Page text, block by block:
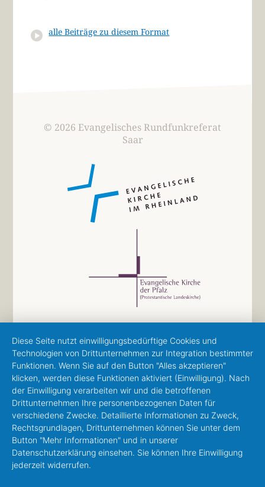
alle Beiträge zu diesem Format
© 2026 Evangelisches Rundfunkreferat
Saar
Diese Seite nutzt einwilligungsbedürftige Cookies und
Technologien von Drittunternehmen zur Integration bestimmter
Funktionen. Wenn Sie auf den Button "Alles akzeptieren"
klicken, werden diese Funktionen aktiviert (Einwilligung). Nach
der Einwilligung verarbeiten wir und die betroffenen
Drittunternehmen Ihre personenbezogenen Daten für
verschiedene Zwecke. Detaillierte Informationen zu Zweck,
Rechtsgrundlagen, Drittunternehmen können Sie unter dem
Button "Mehr Informationen" und in unserer
Datenschutzerklärung einsehen. Sie können Ihre Einwilligung
jederzeit widerrufen.